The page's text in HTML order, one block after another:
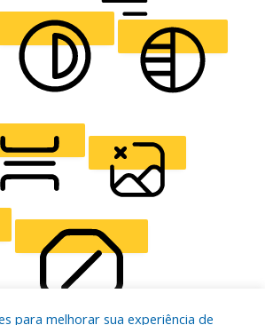
ALIGN TEXT
HIGH CONTRAST
MASK HIDE IMAGES
para melhorar sua experiência de